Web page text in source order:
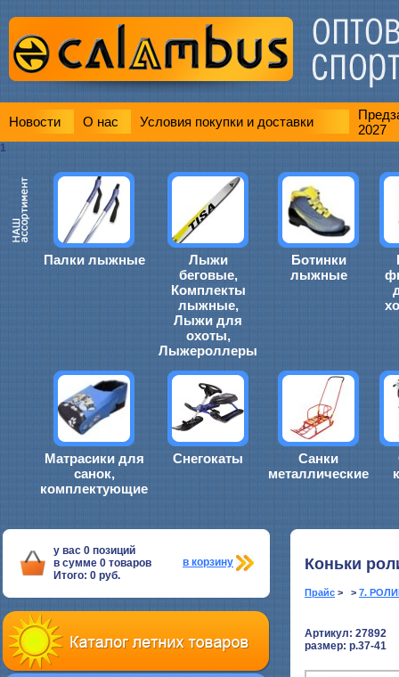
Новости О нас Условия покупки и доставки
2027
1
Палки лыжные
Лыжи
беговые,
Комплекты
лыжные,
Лыжи для
охоты,
Лыжероллеры
Ботинки
лыжные
Матрасики для
санок,
комплектующие
Снегокаты
Санки
металлические
у вас 0 позиций
в сумме 0 товаров
Итого: 0 руб.
в корзину Коньки
Прайс > > 7.
Артикул: 27892
размер: р.37-41